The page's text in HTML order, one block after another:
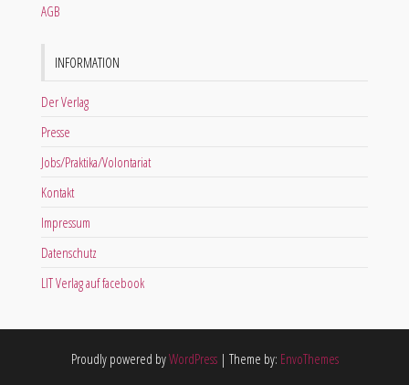
AGB
INFORMATION
Der Verlag
Presse
Jobs/Praktika/Volontariat
Kontakt
Impressum
Datenschutz
LIT Verlag auf facebook
Proudly powered byWordPress | Theme by: EnvoThemes